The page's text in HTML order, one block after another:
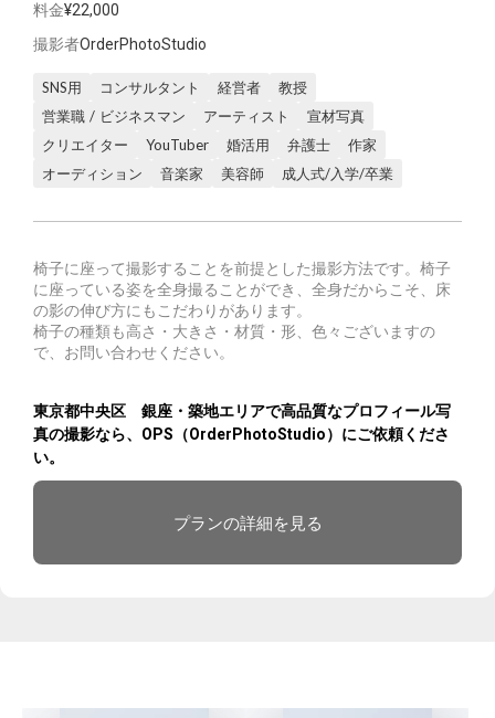
料金¥22,000
撮影者OrderPhotoStudio
SNS用 コンサルタント 経営者
教授
営業職 / ビジネスマン
アーティスト
宣材写真
クリエイター
YouTuber 婚活用 弁護士
作家
オーディション
音楽家 美容師 成人式/入学/卒業
椅子に座って撮影することを前提とした撮影方法です。椅子
に座っている姿を全身撮ることができ、全身だからこそ、床
の影の伸び方にもこだわりがあります。
椅子の種類も高さ・大きさ・材質・形、色々ございますの
で、お問い合わせください。
東京都中央区 銀座・築地エリアで高品質なプロフィール写
真の撮影なら、OPS（OrderPhotoStudio）にご依頼くださ
い。
プランの詳細を見る